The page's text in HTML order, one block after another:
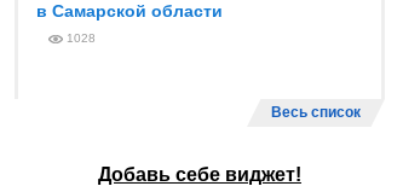
в Самарской области
1028
Весь список
Добавь себе виджет!